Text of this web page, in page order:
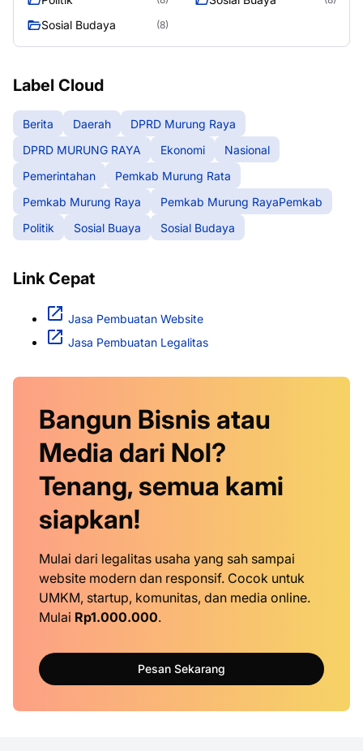
Sosial Budaya (8)
Label Cloud
Berita Daerah
DPRD Murung Raya
DPRD MURUNG RAYA
Ekonomi
Nasional
Pemerintahan
Pemkab Murung Rata
Pemkab Murung Raya
Pemkab Murung RayaPemkab
Politik
Sosial Buaya Sosial Budaya
Link Cepat
Jasa Pembuatan Website
Jasa Pembuatan Legalitas
Bangun Bisnis atau
Media dari Nol?
Tenang, semua kami
siapkan!
Mulai dari legalitas usaha yang sah sampai
website modern dan responsif. Cocok untuk
UMKM, startup, komunitas, dan media online.
Mulai Rp1.000.000.
Pesan Sekarang